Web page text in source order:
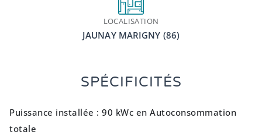
LOCALISATION
JAUNAY MARIGNY (86)
SPÉCIFICITÉS
Puissance installée : 90 kWc en Autoconsommation
totale